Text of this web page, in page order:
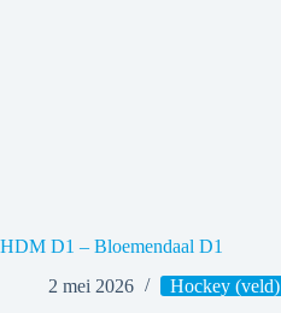
HDM D1 – Bloemendaal D1
2 mei 2026
Hockey (veld)